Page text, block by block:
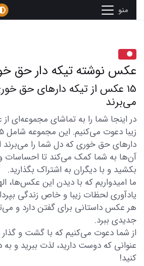
منو
عکس نوشته تیکه دار حق
15 عکس از تیکه دارهای حق
می‌برند
در اینجا شما را به تماشای مجموعه‌ای
دارهای حق خوری که دل شما را
آن‌ها به شما کمک می‌کند تا احساسات و
بکشید و با دیگران به اشتراک بگذارید.
ما امیدواریم که با دیدن این عکس‌ها،
یادآوری لحظات زیبا و خاص زندگی
هر عکس داستانی برای گفتن دارد و
جدیدی ببرد.
از شما دعوت می‌کنیم که با گشت و گذار
عنوانی که دوست دارید، لذت ببرید و به
کنید!